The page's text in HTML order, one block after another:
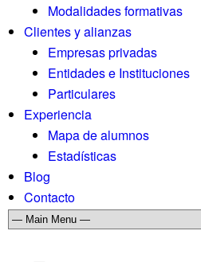
Modalidades formativas
Clientes y alianzas
Empresas privadas
Entidades e Instituciones
Particulares
Experiencia
Mapa de alumnos
Estadísticas
Blog
Contacto